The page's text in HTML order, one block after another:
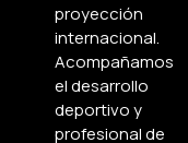
proyección
internacional.
Acompañamos
el desarrollo
deportivo y
profesional de